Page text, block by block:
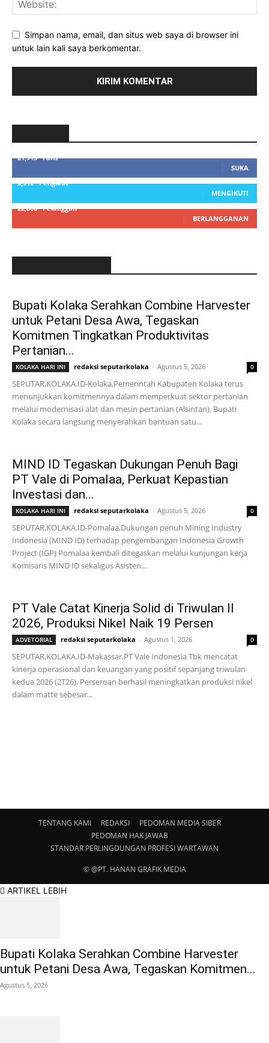
Simpan nama, email, dan situs web saya di browser ini
untuk lain kali saya berkomentar.
21,915 Fans
SUKA
3,912 Pengikut
MENGIKUTI
22,800 Pelanggan
BERLANGGANAN
Bupati Kolaka Serahkan Combine Harvester
untuk Petani Desa Awa, Tegaskan
Komitmen Tingkatkan Produktivitas
Pertanian...
KOLAKA HARI INI redaksi seputarkolaka - Agustus 5, 2026 0
SEPUTAR,KOLAKA.ID-Kolaka,Pemerintah Kabupaten Kolaka terus
menunjukkan komitmennya dalam memperkuat sektor pertanian
melalui modernisasi alat dan mesin pertanian (Alsintan). Bupati
Kolaka secara langsung menyerahkan bantuan satu...
MIND ID Tegaskan Dukungan Penuh Bagi
PT Vale di Pomalaa, Perkuat Kepastian
Investasi dan...
KOLAKA HARI INI redaksi seputarkolaka - Agustus 5, 2026 0
SEPUTAR,KOLAKA.ID-Pomalaa,Dukungan penuh Mining Industry
Indonesia (MIND ID) terhadap pengembangan Indonesia Growth
Project (IGP) Pomalaa kembali ditegaskan melalui kunjungan kerja
Komisaris MIND ID sekaligus Asisten...
PT Vale Catat Kinerja Solid di Triwulan II
2026, Produksi Nikel Naik 19 Persen
ADVETORIAL redaksi seputarkolaka - Agustus 1, 2026 0
SEPUTAR,KOLAKA.ID-Makassar,PT Vale Indonesia Tbk mencatat
kinerja operasional dan keuangan yang positif sepanjang triwulan
kedua 2026 (2T26). Perseroan berhasil meningkatkan produksi nikel
dalam matte sebesar...
TENTANG KAMI REDAKSI
PEDOMAN MEDIA SIBER
PEDOMAN HAK JAWAB
STANDAR PERLINGDUNGAN PROFESI WARTAWAN
© @PT. HANAN GRAFIK MEDIA
ARTIKEL LEBIH
Bupati Kolaka Serahkan Combine Harvester
untuk Petani Desa Awa, Tegaskan Komitmen...
Agustus 5, 2026